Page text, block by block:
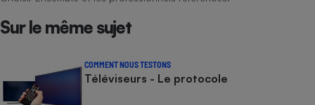
Sur le même sujet
COMMENT NOUS TESTONS
Téléviseurs - Le protocole